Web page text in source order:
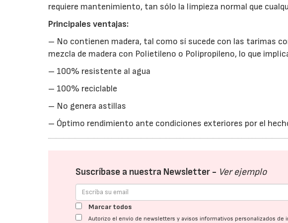
requiere mantenimiento, tan sólo la limpieza normal que
Principales ventajas:
– No contienen madera, tal como sí sucede con las tarimas
mezcla de madera con Polietileno o Polipropileno, lo que
– 100% resistente al agua
– 100% reciclable
– No genera astillas
– Óptimo rendimiento ante condiciones exteriores por el
Suscríbase a nuestra Newsletter - Ver ejemplo
Marcar todos
Autorizo el envío de newsletters y avisos informativos personalizados de